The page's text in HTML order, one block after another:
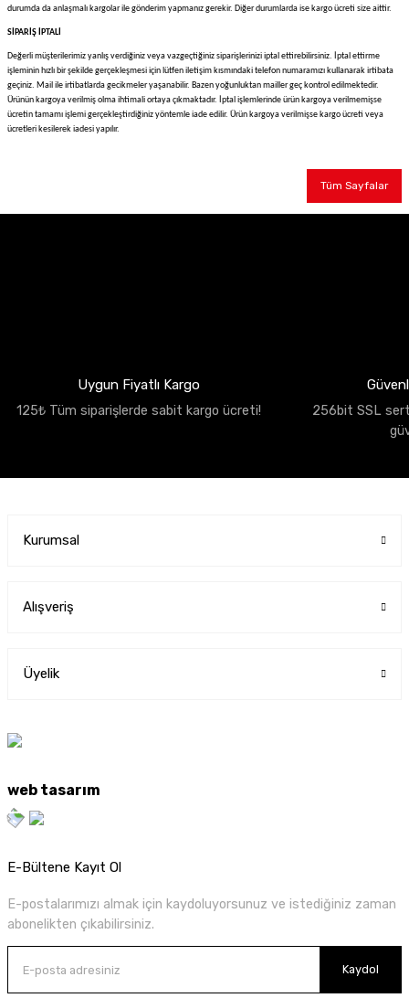
durumda da anlaşmalı kargolar ile gönderim yapmanız gerekir. Diğer durumlarda ise kargo ücreti size aittir.
SİPARİŞ İPTALİ
Değerli müşterilerimiz yanlış verdiğiniz veya vazgeçtiğiniz siparişlerinizi iptal ettirebilirsiniz. İptal ettirme
işleminin hızlı bir şekilde gerçekleşmesi için lütfen iletişim kısmındaki telefon numaramızı kullanarak irtibata
geçiniz. Mail ile irtibatlarda gecikmeler yaşanabilir. Bazen yoğunluktan mailler geç kontrol edilmektedir.
Ürünün kargoya verilmiş olma ihtimali ortaya çıkmaktadır. İptal işlemlerinde ürün kargoya verilmemişse
ücretin tamamı işlemi gerçekleştirdiğiniz yöntemle iade edilir. Ürün kargoya verilmişse kargo ücreti veya
ücretleri kesilerek iadesi yapılır.
Tüm Sayfalar
Uygun Fiyatlı Kargo
125₺ Tüm siparişlerde sabit kargo ücreti!
256bit SSL
Kurumsal
Alışveriş
Üyelik
web tasarım
E-Bültene Kayıt Ol
E-postalarımızı almak için kaydoluyorsunuz ve istediğiniz zaman
abonelikten çıkabilirsiniz.
Kaydol